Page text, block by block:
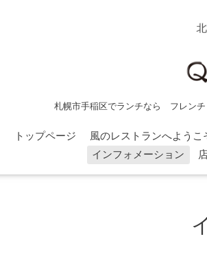
札幌市手稲区でランチなら フレン
トップページ 風のレストランへようこ
インフォメーション